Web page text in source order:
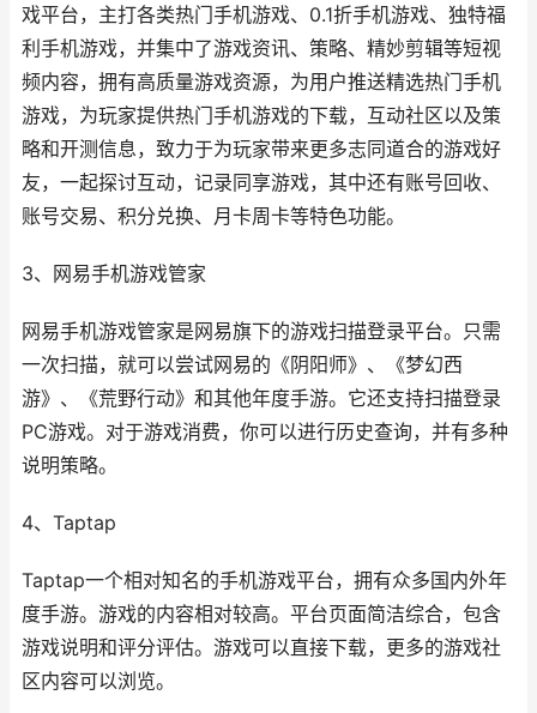
戏平台，主打各类热门手机游戏、0.1折手机游戏、独特福
利手机游戏，并集中了游戏资讯、策略、精妙剪辑等短视
频内容，拥有高质量游戏资源，为用户推送精选热门手机
游戏，为玩家提供热门手机游戏的下载，互动社区以及策
略和开测信息，致力于为玩家带来更多志同道合的游戏好
友，一起探讨互动，记录同享游戏，其中还有账号回收、
账号交易、积分兑换、月卡周卡等特色功能。
3、网易手机游戏管家
网易手机游戏管家是网易旗下的游戏扫描登录平台。只需
一次扫描，就可以尝试网易的《阴阳师》、《梦幻西
游》、《荒野行动》和其他年度手游。它还支持扫描登录
PC游戏。对于游戏消费，你可以进行历史查询，并有多种
说明策略。
4、Taptap
Taptap一个相对知名的手机游戏平台，拥有众多国内外年
度手游。游戏的内容相对较高。平台页面简洁综合，包含
游戏说明和评分评估。游戏可以直接下载，更多的游戏社
区内容可以浏览。